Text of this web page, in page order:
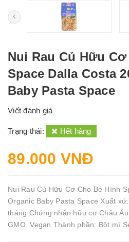
Nui Rau Củ Hữu
Space Dalla Costa
Baby Pasta Space
Viết đánh giá
Trạng thái: Hết hàng
89.000 VNĐ
Nui Rau Củ Hữu Cơ Cho Bé Hình
Organic Baby Pasta Space Xuất
tháng Chứng nhận hữu cơ Châu
GMO. Vegan Thành phần: Bột mì